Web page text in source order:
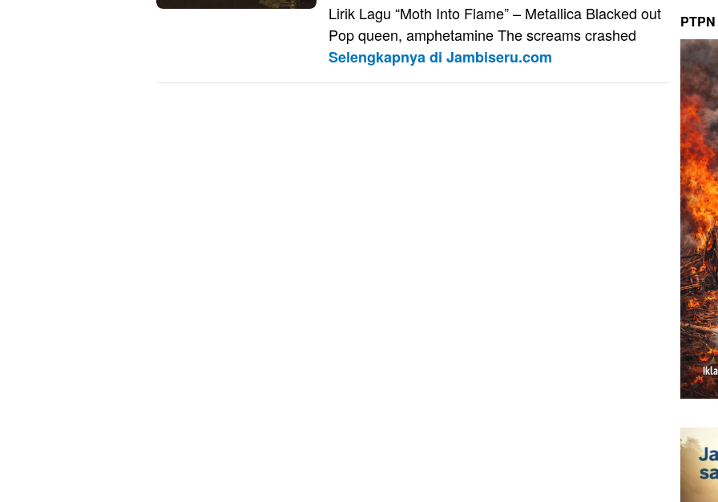
Lirik Lagu “Moth Into Flame” – Metallica Blacked out
Pop queen, amphetamine The screams crashed
Selengkapnya di Jambiseru.com